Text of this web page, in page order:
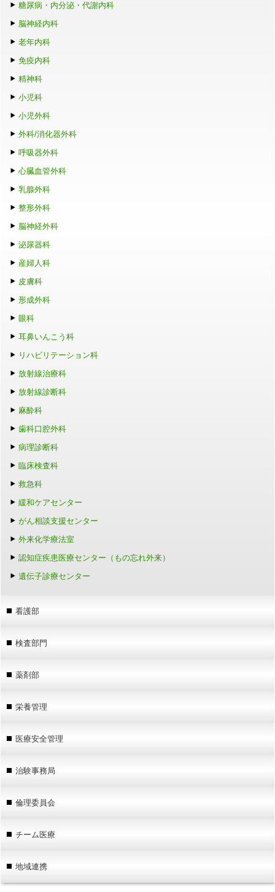
糖尿病・内分泌・代謝内科
脳神経内科
老年内科
免疫内科
精神科
小児科
小児外科
外科/消化器外科
呼吸器外科
心臓血管外科
乳腺外科
整形外科
脳神経外科
泌尿器科
産婦人科
皮膚科
形成外科
眼科
耳鼻いんこう科
リハビリテーション科
放射線治療科
放射線診断科
麻酔科
歯科口腔外科
病理診断科
臨床検査科
救急科
緩和ケアセンター
がん相談支援センター
外来化学療法室
認知症疾患医療センター（もの忘れ外来）
遺伝子診療センター
看護部
検査部門
薬剤部
栄養管理
医療安全管理
治験事務局
倫理委員会
チーム医療
地域連携